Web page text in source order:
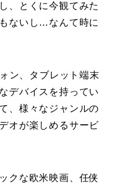
、とくに今観てみた
ないし…なんて時に
ン、タブレット端末
デバイスを持ってい
、様々なジャンルの
オが楽しめるサービ
クな欧米映画、任侠